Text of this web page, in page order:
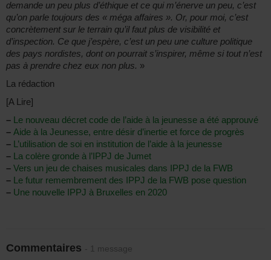
demande un peu plus d’éthique et ce qui m’énerve un peu, c’est
qu’on parle toujours des « méga affaires ». Or, pour moi, c’est
concrètement sur le terrain qu’il faut plus de visibilité et
d’inspection. Ce que j’espère, c’est un peu une culture politique
des pays nordistes, dont on pourrait s’inspirer, même si tout n’est
pas à prendre chez eux non plus. »
La rédaction
[A Lire]
– Le nouveau décret code de l’aide à la jeunesse a été approuvé
– Aide à la Jeunesse, entre désir d’inertie et force de progrès
– L’utilisation de soi en institution de l’aide à la jeunesse
– La colère gronde à l’IPPJ de Jumet
– Vers un jeu de chaises musicales dans IPPJ de la FWB
– Le futur remembrement des IPPJ de la FWB pose question
– Une nouvelle IPPJ à Bruxelles en 2020
Commentaires - 1 message